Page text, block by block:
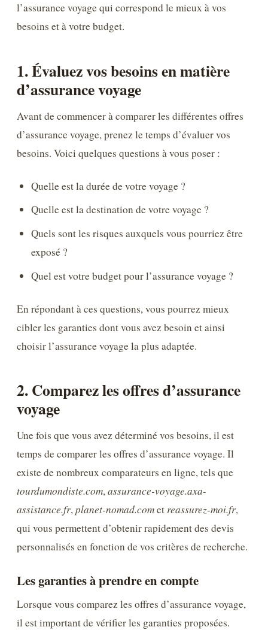
l’assurance voyage qui correspond le mieux à vos
besoins et à votre budget.
1. Évaluez vos besoins en matière
d’assurance voyage
Avant de commencer à comparer les différentes offres
d’assurance voyage, prenez le temps d’évaluer vos
besoins. Voici quelques questions à vous poser :
Quelle est la durée de votre voyage ?
Quelle est la destination de votre voyage ?
Quels sont les risques auxquels vous pourriez être
exposé ?
Quel est votre budget pour l’assurance voyage ?
En répondant à ces questions, vous pourrez mieux
cibler les garanties dont vous avez besoin et ainsi
choisir l’assurance voyage la plus adaptée.
2. Comparez les offres d’assurance
voyage
Une fois que vous avez déterminé vos besoins, il est
temps de comparer les offres d’assurance voyage. Il
existe de nombreux comparateurs en ligne, tels que
tourdumondiste.com,assurance-voyage.axa-
assistance.fr,planet-nomad.comet reassurez-moi.fr,
qui vous permettent d’obtenir rapidement des devis
personnalisés en fonction de vos critères de recherche.
Les garanties à prendre en compte
Lorsque vous comparez les offres d’assurance voyage,
il est important de vérifier les garanties proposées.